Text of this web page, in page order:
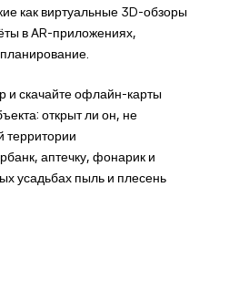
как виртуальные 3D-обзоры
в AR-приложениях,
и скачайте офлайн-карты
открыт ли он, не
территории
аптечку, фонарик и
усадьбах пыль и плесень